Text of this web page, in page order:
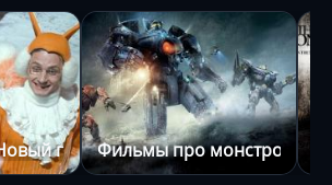
год и Рождество
Фильмы про монстров